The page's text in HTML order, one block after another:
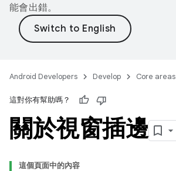
能會出錯。
Android Developers Develop Core areas
這對你有幫助嗎？
關於視窗插邊
這個頁面中的內容